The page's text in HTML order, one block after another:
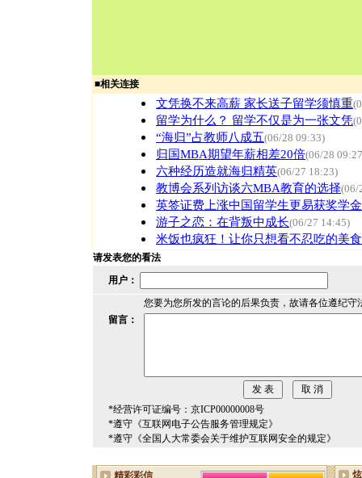
■相关连接
文凭换不来高薪 家长送子留学须慎重
留学为什么？ 留学不仅是为一张文凭
“海归”占教师八成五(06/28 09:33)
归国MBA期望年薪相差20倍(06/28
六种经历造就海归精英(06/27 18:23)
教博会系列访谈六MBA教育的选择(06/
英签证费上涨中国留学生更易获奖学金
游子之恋：在背叛中成长(06/27 14:45)
米饭也疯狂！让你只想看不忍吃的美食
请发表您的看法
用户：
您要为您所发的言论的后果负责，故请各位遵纪守
留言：
*经营许可证编号：京ICP00000008号
*遵守《互联网电子公告服务管理规定》
*遵守《全国人大常委会关于维护互联网安全的规定》